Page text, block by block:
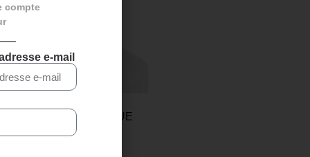
COUCHE THERMIQUE
BIOTEX – Noire
compte
e-mail